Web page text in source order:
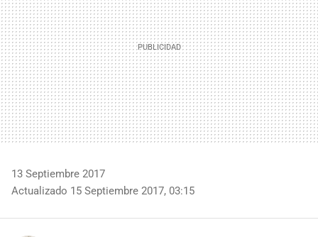
13 Septiembre 2017
Actualizado 15 Septiembre 2017, 03:15